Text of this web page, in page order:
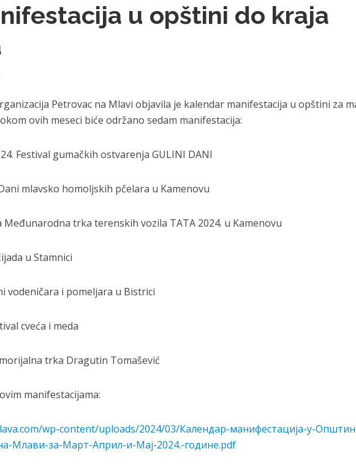
u opštini do kraja
Petrovac na Mlavi objavila je kalendar manifestacija u opštini za
ovih meseci biće održano sedam manifestacija:
Festival gumačkih ostvarenja GULINI DANI
mlavsko homoljskih pčelara u Kamenovu
Međunarodna trka terenskih vozila TATA 2024. u Kamenovu
u Stamnici
vodeničara i pomeljara u Bistrici
cveća i meda
trka Dragutin Tomašević
manifestacijama:
wp-content/uploads/2024/03/Календар-манифестација-у-
Млави-за-Март-Април-и-Мај-2024.-године.pdf